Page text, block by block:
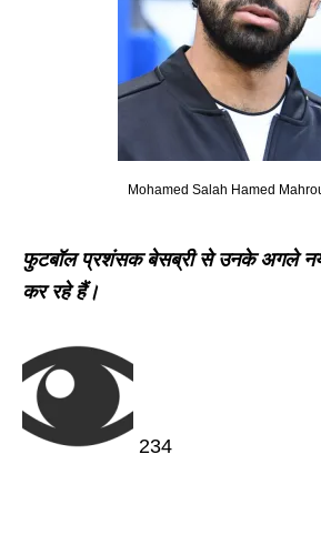
Mohamed Salah Hamed
फुटबॉल प्रशंसक बेसब्री से उनके अगले नये
कर रहे हैं।
234